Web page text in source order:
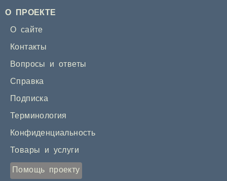
О ПРОЕКТЕ
О сайте
Контакты
Вопросы и ответы
Справка
Подписка
Терминология
Конфиденциальность
Товары и услуги
Помощь проекту